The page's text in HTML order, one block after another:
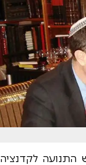
התנועה לקדנציה